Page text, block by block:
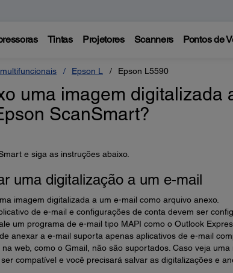
Tintas Projetores Scanners Pontos de
Epson L Epson L5590
uma imagem digitalizada
ScanSmart?
e siga as instruções abaixo.
uma digitalização a um e-mail
imagem digitalizada a um e-mail como arquivo anexo.
de e-mail e configurações de conta devem ser
um programa de e-mail tipo MAPI como o Outlook
anexar a e-mail suporta apenas aplicativos de e-mail
web, como o Gmail, não são suportados. Caso veja
compatível e você precisará salvar as digitalizações e